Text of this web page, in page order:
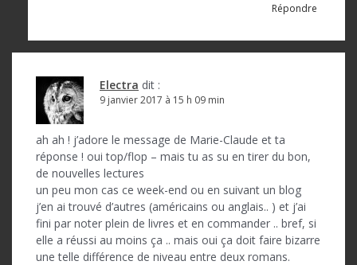
Répondre
Electra dit :
9 janvier 2017 à 15 h 09 min
ah ah ! j’adore le message de Marie-Claude et ta
réponse ! oui top/flop – mais tu as su en tirer du bon,
de nouvelles lectures
un peu mon cas ce week-end ou en suivant un blog
j’en ai trouvé d’autres (américains ou anglais.. ) et j’ai
fini par noter plein de livres et en commander .. bref, si
elle a réussi au moins ça .. mais oui ça doit faire bizarre
une telle différence de niveau entre deux romans.